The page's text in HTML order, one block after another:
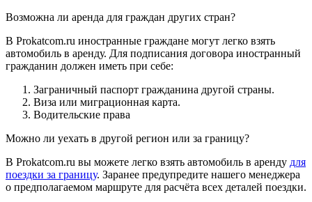
Возможна ли аренда для граждан других стран?
В Prokatcom.ru иностранные граждане могут легко взять
автомобиль в аренду. Для подписания договора иностранный
гражданин должен иметь при себе:
Заграничный паспорт гражданина другой страны.
Виза или миграционная карта.
Водительские права
Можно ли уехать в другой регион или за границу?
В Prokatcom.ru вы можете легко взять автомобиль в аренду для
поездки за границу. Заранее предупредите нашего менеджера
о предполагаемом маршруте для расчёта всех деталей поездки.